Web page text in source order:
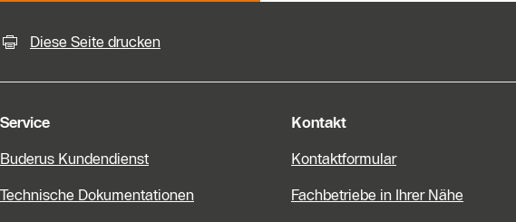
Diese Seite drucken
Service
Buderus Kundendienst
Technische Dokumentationen
Kontakt
Kontaktformular
Fachbetriebe in Ihrer Nähe